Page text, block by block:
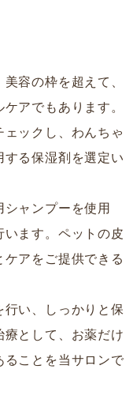
容の枠を超えて、
アでもあります。
ックし、わんちゃ
る保湿剤を選定い
ャンプーを使用
います。ペットの皮
アをご提供できる
い、しっかりと保
として、お薬だけ
ることを当サロンで